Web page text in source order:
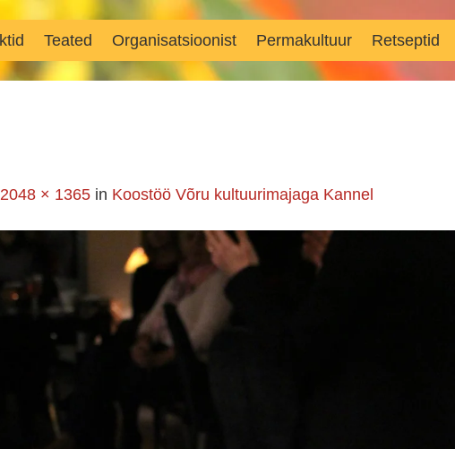
Teated Organisatsioonist Permakultuur Retseptid
2048 × 1365 in Koostöö Võru kultuurimajaga Kannel